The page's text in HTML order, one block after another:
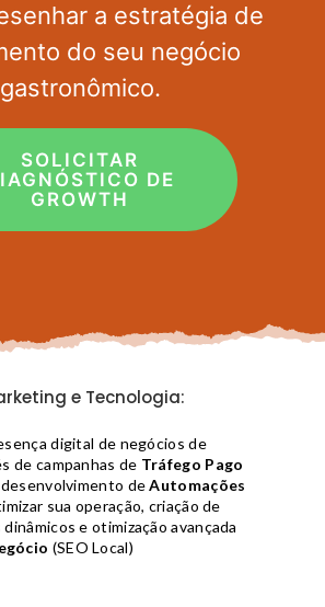
a estratégia de
do seu negócio
gastronômico.
SOLICITAR
DE
GROWTH
e Tecnologia:
digital de negócios de
de campanhas de Tráfego Pago
deAutomações
sua operação, criação de
dinâmicos e otimização avançada
(SEO Local)